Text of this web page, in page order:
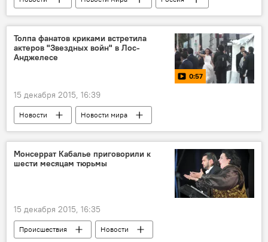
ЖИЗНЬ
Толпа фанатов криками встретила
актеров "Звездных войн" в Лос-
Анджелесе
0:57
15 декабря 2015, 16:39
Новости
Новости мира
МУЛЬТИМЕДИА
Видео
Монсеррат Кабалье приговорили к
шести месяцам тюрьмы
15 декабря 2015, 16:35
Происшествия
Новости